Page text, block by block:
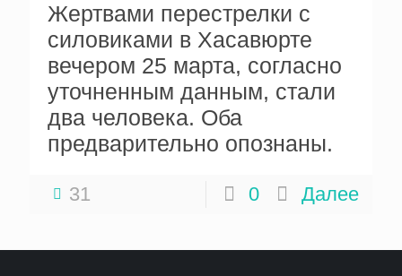
Жертвами перестрелки с
силовиками в Хасавюрте
вечером 25 марта, согласно
уточненным данным, стали
два человека. Оба
предварительно опознаны.
31 0 Далее